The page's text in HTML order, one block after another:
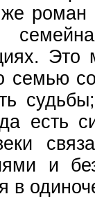
роман
Это
семью
есть
и
в